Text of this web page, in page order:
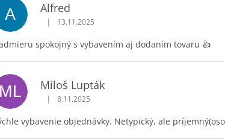
A Alfred
Hodnotenie obchodu je 5 z 5 hviezdičiek.
| 13.11.2025
spokojný s vybavením aj dodaním tovaru 👍
ML Miloš Lupták
Hodnotenie obchodu je 5 z 5 hviezdičiek.
| 8.11.2025
vybavenie objednávky. Netypický, ale